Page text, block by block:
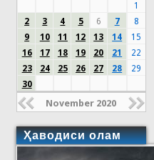
1
2
3 4 5 6 7
8
9
10 11 12 13 14
15
16
17 18 19 20 21
22
23
24 25 26 27 28
29
30
November 2020
Ҳаводиси олам